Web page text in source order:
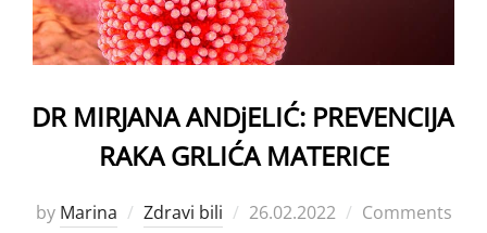
DR MIRJANA ANDjELIĆ: PREVENCIJA
RAKA GRLIĆA MATERICE
by Marina Zdravi bili
Posted
26.02.2022
Comments